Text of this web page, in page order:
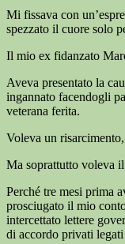
Mi fissava con
spezzato il cuore solo
Il mio ex fidanzato
Aveva presentato la
ingannato facendogli
veterana ferita.
Voleva un
Ma soprattutto voleva
Perché tre mesi prima
prosciugato il mio
intercettato lettere
di accordo privati